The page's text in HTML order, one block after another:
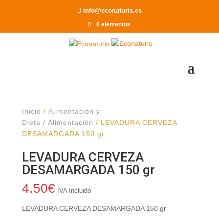
info@econaturis.es
0 elementos
Inicio / Alimentación y
Dieta / Alimentación / LEVADURA CERVEZA
DESAMARGADA 150 gr
LEVADURA CERVEZA
DESAMARGADA 150 gr
4.50€ IVA Incluido
LEVADURA CERVEZA DESAMARGADA 150 gr